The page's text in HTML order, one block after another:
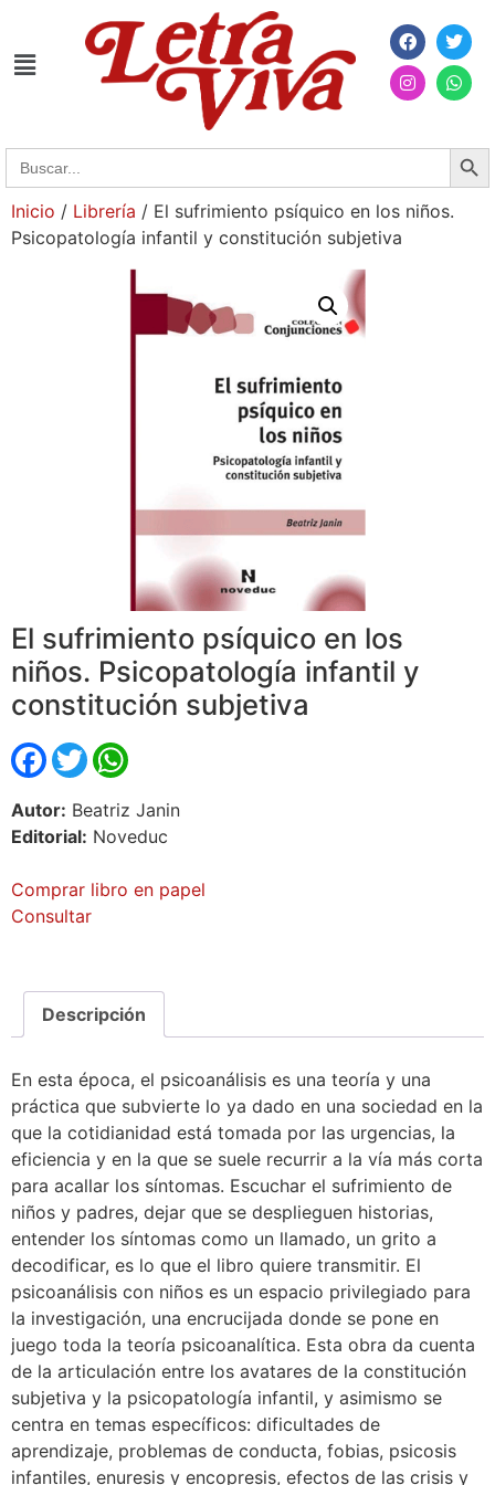
Search
for:
Inicio / Librería / El sufrimiento psíquico en los niños.
Psicopatología infantil y constitución subjetiva
El sufrimiento psíquico en los
niños. Psicopatología infantil y
constitución subjetiva
Facebook
Twitter
Autor: Beatriz Janin
Editorial: Noveduc
Comprar libro en papel
Consultar
Descripción
En esta época, el psicoanálisis es una teoría y una
práctica que subvierte lo ya dado en una sociedad en la
que la cotidianidad está tomada por las urgencias, la
eficiencia y en la que se suele recurrir a la vía más corta
para acallar los síntomas. Escuchar el sufrimiento de
niños y padres, dejar que se desplieguen historias,
entender los síntomas como un llamado, un grito a
decodificar, es lo que el libro quiere transmitir. El
psicoanálisis con niños es un espacio privilegiado para
la investigación, una encrucijada donde se pone en
juego toda la teoría psicoanalítica. Esta obra da cuenta
de la articulación entre los avatares de la constitución
subjetiva y la psicopatología infantil, y asimismo se
centra en temas específicos: dificultades de
aprendizaje, problemas de conducta, fobias, psicosis
infantiles, enuresis y encopresis, efectos de las crisis y